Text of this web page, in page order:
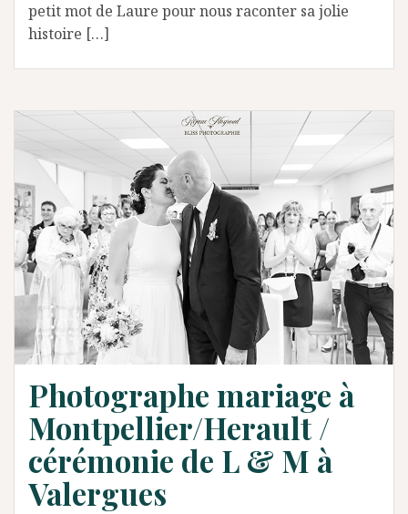
petit mot de Laure pour nous raconter sa jolie
histoire […]
Photographe mariage à
Montpellier/Herault /
cérémonie de L & M à
Valergues